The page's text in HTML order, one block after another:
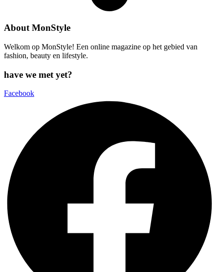
About MonStyle
Welkom op MonStyle! Een online magazine op het gebied van
fashion, beauty en lifestyle.
have we met yet?
Facebook